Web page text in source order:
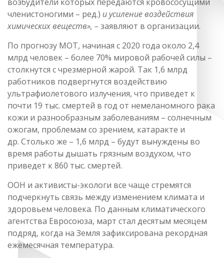
членистоногими – ред.) и усиление воздействия
химических веществ», – заявляют в организации.
По прогнозу МОТ, начиная с 2020 года около 2,4
млрд человек – более 70% мировой рабочей силы –
столкнутся с чрезмерной жарой. Так 1,6 млрд
работников подвергнутся воздействию
ультрафиолетового излучения, что приведет к
почти 19 тыс. смертей в год от немеланомного рака
кожи и разнообразным заболеваниям – солнечным
ожогам, проблемам со зрением, катаракте и
др. Столько же – 1,6 млрд – будут вынуждены во
время работы дышать грязным воздухом, что
приведет к 860 тыс. смертей.
ООН и активисты-экологи все чаще стремятся
подчеркнуть связь между изменением климата и
здоровьем человека. По данным климатического
агентства Евросоюза, март стал десятым месяцем
подряд, когда на Земля зафиксирована рекордная
ежемесячная температура.